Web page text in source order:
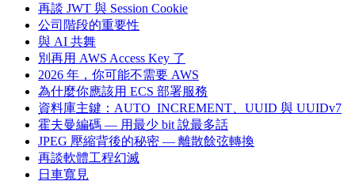
再談 JWT 與 Session Cookie
公司階段的重要性
與 AI 共舞
別再用 AWS Access Key 了
2026 年，你可能不需要 AWS
為什麼你應該用 ECS 部署服務
資料庫主鍵：AUTO_INCREMENT、UUID 與 UUIDv7
霍夫曼編碼 — 用最少 bit 說最多話
JPEG 壓縮背後的秘密 — 離散餘弦轉換
再談軟體工程幻滅
日車寬見